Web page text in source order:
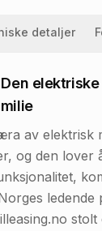
detaljer
av elektrisk
og den lover
stolt